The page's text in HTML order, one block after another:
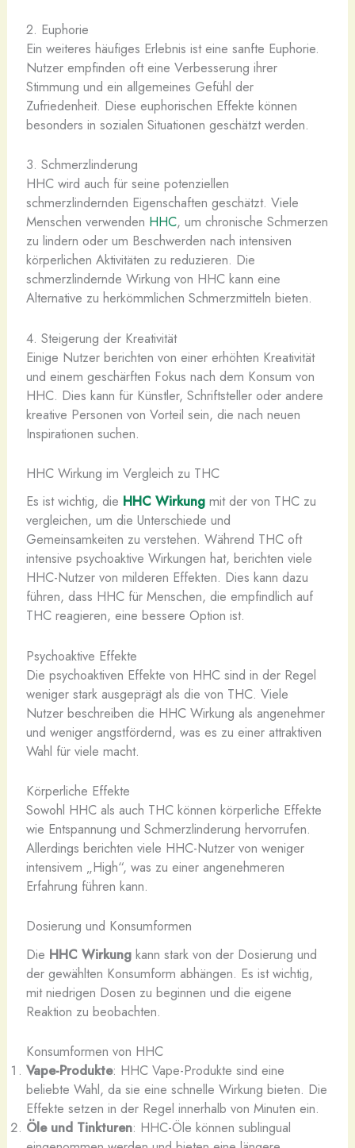
2. Euphorie
Ein weiteres häufiges Erlebnis ist eine sanfte Euphorie.
Nutzer empfinden oft eine Verbesserung ihrer
Stimmung und ein allgemeines Gefühl der
Zufriedenheit. Diese euphorischen Effekte können
besonders in sozialen Situationen geschätzt werden.
3. Schmerzlinderung
HHC wird auch für seine potenziellen
schmerzlindernden Eigenschaften geschätzt. Viele
Menschen verwenden HHC, um chronische Schmerzen
zu lindern oder um Beschwerden nach intensiven
körperlichen Aktivitäten zu reduzieren. Die
schmerzlindernde Wirkung von HHC kann eine
Alternative zu herkömmlichen Schmerzmitteln bieten.
4. Steigerung der Kreativität
Einige Nutzer berichten von einer erhöhten Kreativität
und einem geschärften Fokus nach dem Konsum von
HHC. Dies kann für Künstler, Schriftsteller oder andere
kreative Personen von Vorteil sein, die nach neuen
Inspirationen suchen.
HHC Wirkung im Vergleich zu THC
Es ist wichtig, die HHC Wirkungmit der von THC zu
vergleichen, um die Unterschiede und
Gemeinsamkeiten zu verstehen. Während THC oft
intensive psychoaktive Wirkungen hat, berichten viele
HHC-Nutzer von milderen Effekten. Dies kann dazu
führen, dass HHC für Menschen, die empfindlich auf
THC reagieren, eine bessere Option ist.
Psychoaktive Effekte
Die psychoaktiven Effekte von HHC sind in der Regel
weniger stark ausgeprägt als die von THC. Viele
Nutzer beschreiben die HHC Wirkung als angenehmer
und weniger angstfördernd, was es zu einer attraktiven
Wahl für viele macht.
Körperliche Effekte
Sowohl HHC als auch THC können körperliche Effekte
wie Entspannung und Schmerzlinderung hervorrufen.
Allerdings berichten viele HHC-Nutzer von weniger
intensivem „High“, was zu einer angenehmeren
Erfahrung führen kann.
Dosierung und Konsumformen
Die HHC Wirkungkann stark von der Dosierung und
der gewählten Konsumform abhängen. Es ist wichtig,
mit niedrigen Dosen zu beginnen und die eigene
Reaktion zu beobachten.
Konsumformen von HHC
Vape-Produkte: HHC Vape-Produkte sind eine
beliebte Wahl, da sie eine schnelle Wirkung bieten. Die
Effekte setzen in der Regel innerhalb von Minuten ein.
Öle und Tinkturen: HHC-Öle können sublingual